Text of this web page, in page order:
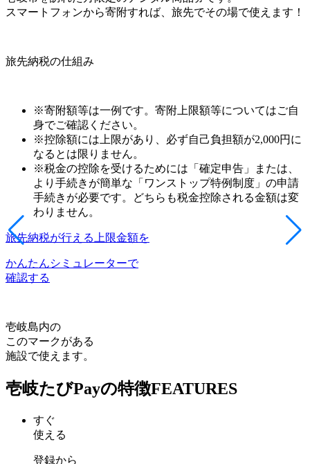
スマートフォンから寄附すれば、旅先でその場で使えます！
旅先納税の仕組み
※寄附額等は一例です。寄附上限額等についてはご自
身でご確認ください。
※控除額には上限があり、必ず自己負担額が2,000円に
なるとは限りません。
※税金の控除を受けるためには「確定申告」または、
より手続きが簡単な「ワンストップ特例制度」の申請
手続きが必要です。どちらも税金控除される金額は変
わりません。
旅先納税が行える上限金額を
かんたんシミュレーターで
確認する
壱岐島内の
このマークがある
施設で使えます。
壱岐たびPayの特徴FEATURES
すぐ
使える
登録から